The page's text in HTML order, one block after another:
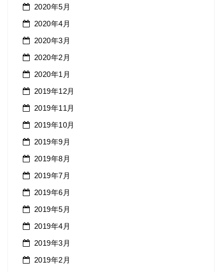
2020年5月
2020年4月
2020年3月
2020年2月
2020年1月
2019年12月
2019年11月
2019年10月
2019年9月
2019年8月
2019年7月
2019年6月
2019年5月
2019年4月
2019年3月
2019年2月